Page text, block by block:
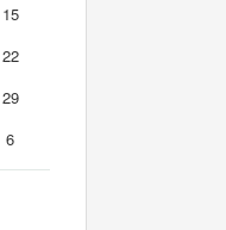
15
22
29
6